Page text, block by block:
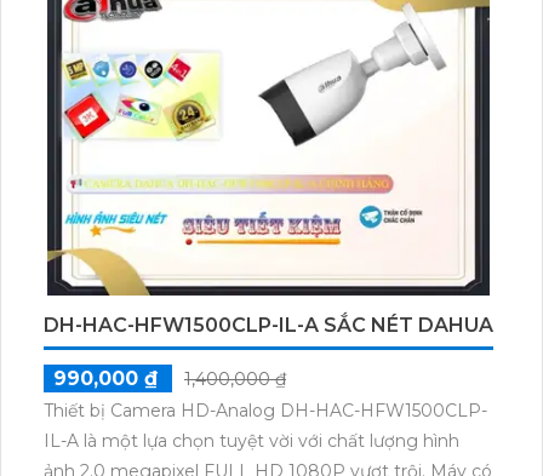
chất lượng cao. Ngoài ra, thiết bị cũng có khả năng
cấp nguồn qua RJ45 và hỗ trợ eSATA cho việc mở
rộng lưu trữ.
DH-HAC-HFW1500CLP-IL-A SẮC NÉT DAHUA
990,000 ₫
1,400,000 ₫
Thiết bị Camera HD-Analog DH-HAC-HFW1500CLP-
IL-A là một lựa chọn tuyệt vời với chất lượng hình